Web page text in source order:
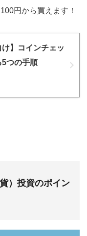
円から買えます！
け】コインチェッ
5つの手順
）投資のポイン